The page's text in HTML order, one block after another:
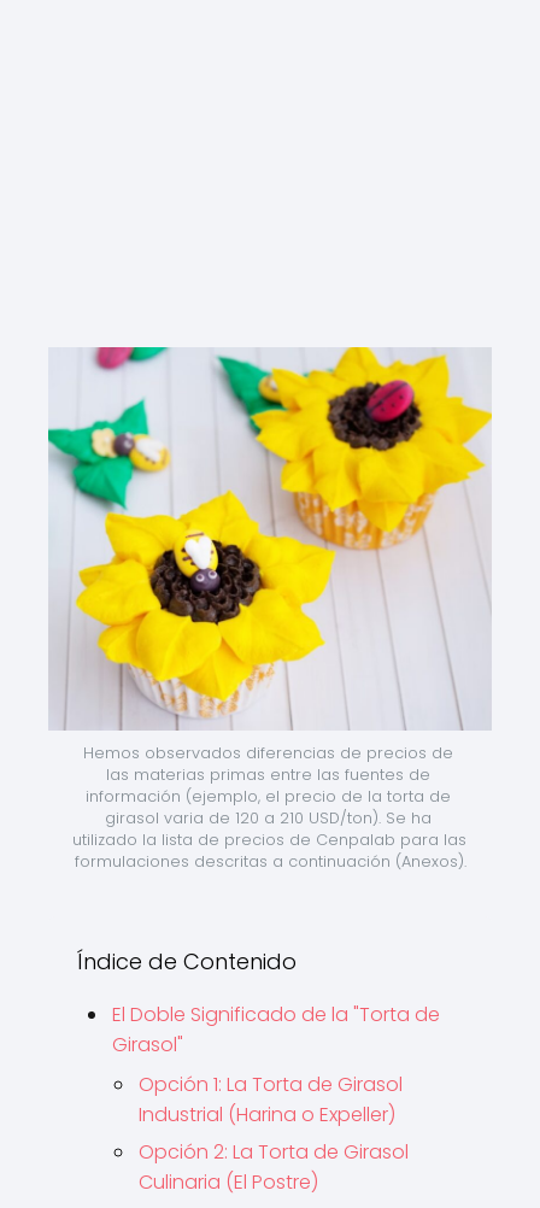
Hemos observados diferencias de precios de
las materias primas entre las fuentes de
información (ejemplo, el precio de la torta de
girasol varia de 120 a 210 USD/ton). Se ha
utilizado la lista de precios de Cenpalab para las
formulaciones descritas a continuación (Anexos).
Índice de Contenido
El Doble Significado de la "Torta de
Girasol"
Opción 1: La Torta de Girasol
Industrial (Harina o Expeller)
Opción 2: La Torta de Girasol
Culinaria (El Postre)